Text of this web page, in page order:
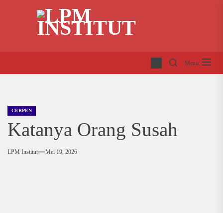
Menu
CERPEN
Katanya Orang Susah
LPM Institut Mei 19, 2026